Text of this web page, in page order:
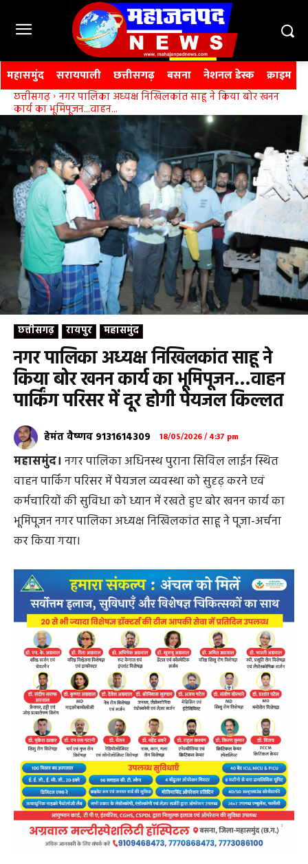
महासमुंद सरायपाली छत्तीसगढ़ बसना नेशनल डेस्क क्राइम
छत्तीसगढ़ नगर पालिका अध्यक्ष निखिलकांत साहू ने किया बोर खनन
कार्य का भूमिपूजन...वाहन...
छत्तीसगढ़ रायपुर महासमुंद
नगर पालिका अध्यक्ष निखिलकांत साहू ने
किया बोर खनन कार्य का भूमिपूजन…वाहन
पार्किंग परिसर में दूर होगी पेयजल किल्लत
हेमंत वैष्णव 9131614309 18/05/2026 / 4:37 pm
महासमुंद। नगर पालिका अधिनस्थ पुराना सिविल लाईन स्थित
वाहन पार्किंग परिसर में पेयजल व्यवस्था को सुदृढ़ करने एवं
कर्मचारियों की सुविधा को ध्यान में रखते हुए बोर खनन कार्य का
भूमिपूजन नगर पालिका अध्यक्ष निखिलकांत साहू ने पूजा-अर्चना
कर किया गया।